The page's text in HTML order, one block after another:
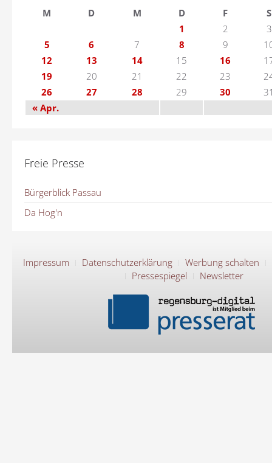
M D M D F
S
1
2
3
5
6 7 8 9
12
13 14 15 16
19
20 21 22 23
26
27 28 29 30
« Apr.
Freie Presse
Bürgerblick Passau
Da Hog'n
Impressum Datenschutzerklärung
Werbung schalten
Pressespiegel
Newsletter